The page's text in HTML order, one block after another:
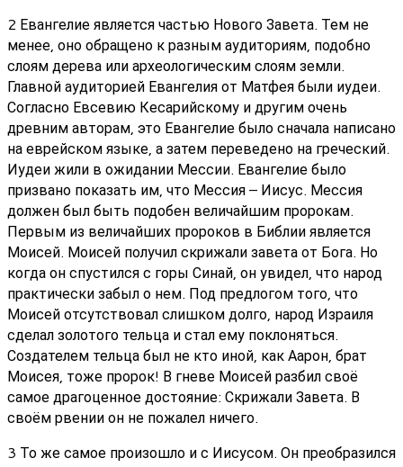
2 Евангелие является частью Нового Завета. Тем не
менее, оно обращено к разным аудиториям, подобно
слоям дерева или археологическим слоям земли.
Главной аудиторией Евангелия от Матфея были иудеи.
Согласно Евсевию Кесарийскому и другим очень
древним авторам, это Евангелие было сначала написано
на еврейском языке, а затем переведено на греческий.
Иудеи жили в ожидании Мессии. Евангелие было
призвано показать им, что Мессия – Иисус. Мессия
должен был быть подобен величайшим пророкам.
Первым из величайших пророков в Библии является
Моисей. Моисей получил скрижали завета от Бога. Но
когда он спустился с горы Синай, он увидел, что народ
практически забыл о нем. Под предлогом того, что
Моисей отсутствовал слишком долго, народ Израиля
сделал золотого тельца и стал ему поклоняться.
Создателем тельца был не кто иной, как Аарон, брат
Моисея, тоже пророк! В гневе Моисей разбил своё
самое драгоценное достояние: Скрижали Завета. В
своём рвении он не пожалел ничего.
3 То же самое произошло и с Иисусом. Он преобразился